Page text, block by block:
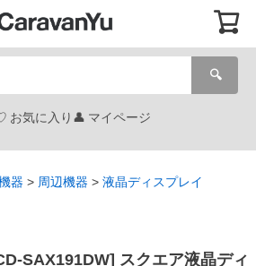
🔍
お気に入り マイページ
器 周辺機器
液晶ディスプレイ
SAX191DW] スクエア液晶ディ